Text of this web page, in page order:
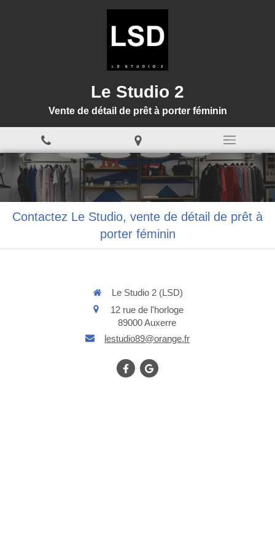
Le Studio 2
Vente de détail de prêt à porter féminin
Contactez Le Studio, vente de détail de prêt à
porter féminin
Le Studio 2 (LSD)
12 rue de l'horloge
89000Auxerre
lestudio89@orange.fr